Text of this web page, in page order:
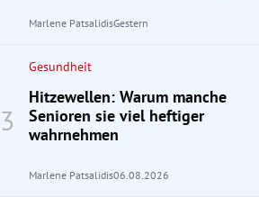
Marlene PatsalidisGestern
Gesundheit
Hitzewellen: Warum manche
Senioren sie viel heftiger
wahrnehmen
Marlene Patsalidis06.08.2026